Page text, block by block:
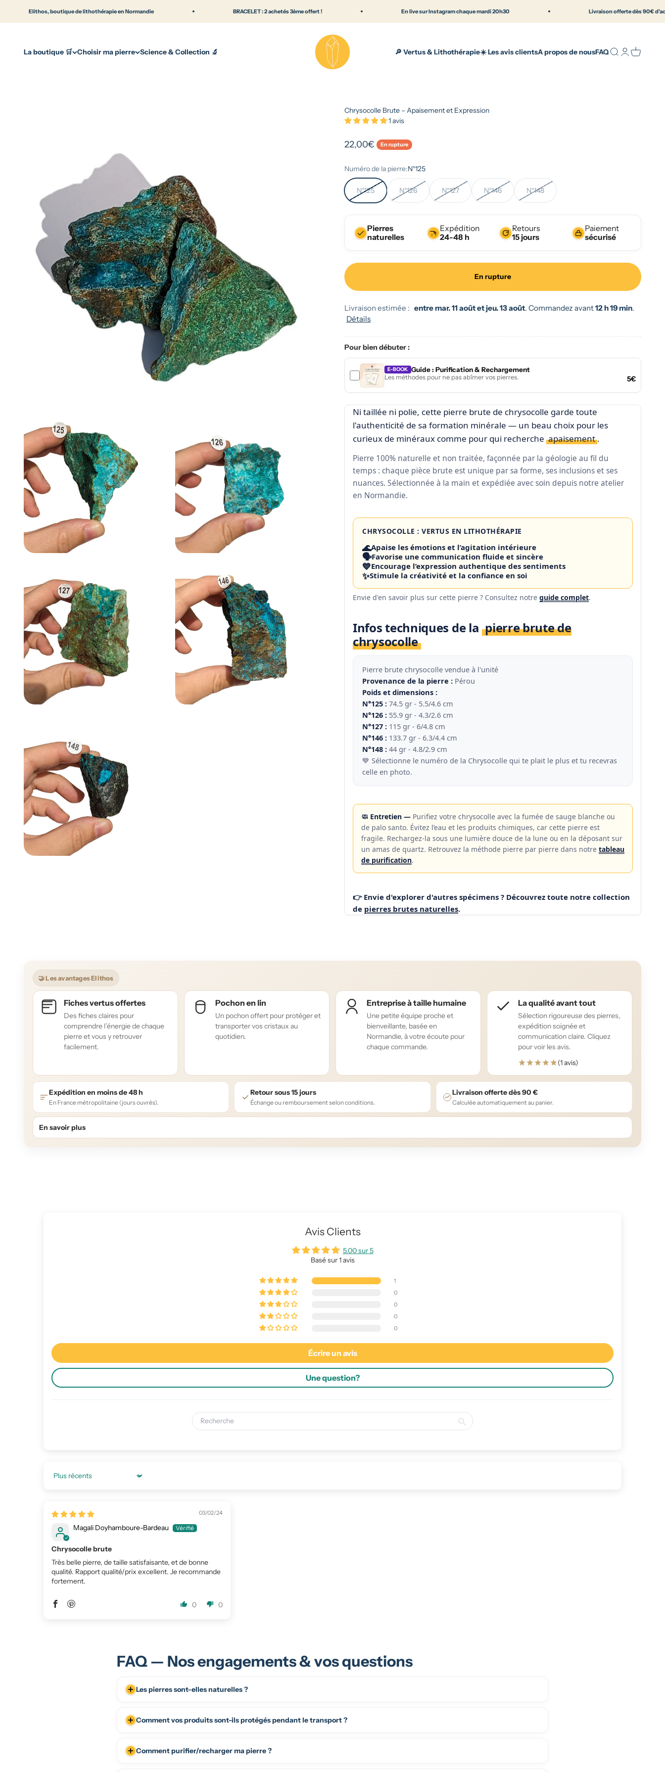
boutique de lithothérapie en Normandie BRACELET : 2 achetés 3ème offert ! En live sur Instagram chaque mardi 20h30 Livraison offerte dès 90€ d'achat
La boutique 🛒 Choisir ma pierre Science & Collection 🔬
Lithothérapie & pierres naturelles — Boutique française en Normandie | Elithos
🔎 Vertus & Lithothérapie☀️ Les avis clientsA propos de nousFAQRecherche
Connexion
Panier
Chrysocolle Brute – Apaisement et Expression
1 avis
Prix de vente
22,00€ En rupture
Numéro de la pierre:N°125
N°125 N°126 N°127 N°146 N°148
Pierres
naturelles
Expédition
24-48 h
Retours
15 jours
Paiement
sécurisé
En rupture
Livraison estimée : entre mar. 11 août et jeu. 13 août. Commandez avant12 h 19 min.
Détails
Pour bien débuter :
E-BOOK Guide : Purification & Rechargement
Les méthodes pour ne pas abîmer vos pierres. 5€
Ni taillée ni polie, cette pierre brute de chrysocolle garde toute
l'authenticité de sa formation minérale — un beau choix pour les
curieux de minéraux comme pour qui recherche apaisement .
Pierre 100% naturelle et non traitée, façonnée par la géologie au fil du
temps : chaque pièce brute est unique par sa forme, ses inclusions et ses
nuances. Sélectionnée à la main et expédiée avec soin depuis notre atelier
en Normandie.
CHRYSOCOLLE : VERTUS EN LITHOTHÉRAPIE
🌊Apaise les émotions et l’agitation intérieure
🗣️Favorise une communication fluide et sincère
💙Encourage l’expression authentique des sentiments
✨Stimule la créativité et la confiance en soi
Envie d'en savoir plus sur cette pierre ? Consultez notre guide complet.
Infos techniques de lapierre brute de
chrysocolle
Pierre brute chrysocolle vendue à l'unité
Provenance de la pierre : Pérou
Poids et dimensions :
N°125 : 74.5 gr - 5.5/4.6 cm
N°126 : 55.9 gr - 4.3/2.6 cm
N°127 : 115 gr - 6/4.8 cm
N°146 : 133.7 gr - 6.3/4.4 cm
N°148 : 44 gr - 4.8/2.9 cm
💙 Sélectionne le numéro de la Chrysocolle qui te plait le plus et tu recevras
celle en photo.
🧼 Entretien — Purifiez votre chrysocolle avec la fumée de sauge blanche ou
de palo santo. Évitez l’eau et les produits chimiques, car cette pierre est
fragile. Rechargez-la sous une lumière douce de la lune ou en la déposant sur
un amas de quartz. Retrouvez la méthode pierre par pierre dans notre tableau
de purification.
👉 Envie d'explorer d'autres spécimens ? Découvrez toute notre collection
de pierres brutes naturelles.
🤝 Les avantages Elithos
Fiches vertus offertes
Des fiches claires pour
comprendre l’énergie de chaque
pierre et vous y retrouver
facilement.
Pochon en lin
Un pochon offert pour protéger et
transporter vos cristaux au
quotidien.
Entreprise à taille humaine
Une petite équipe proche et
bienveillante, basée en
Normandie, à votre écoute pour
chaque commande.
La qualité avant tout
Sélection rigoureuse des pierres,
expédition soignée et
communication claire. Cliquez
pour voir les avis.
(1 avis)
Expédition en moins de 48 h
En France métropolitaine (jours ouvrés).
Retour sous 15 jours
Échange ou remboursement selon conditions.
Livraison offerte dès 90 €
Calculée automatiquement au panier.
En savoir plus
Avis Clients
5.00 sur 5
Basé sur 1 avis
1
0
0
0
0
Écrire un avis
Une question?
Sort by
03/02/24
Magali Doyhamboure-Bardeau
Chrysocolle brute
Très belle pierre, de taille satisfaisante, et de bonne
qualité. Rapport qualité/prix excellent. Je recommande
fortement.
0 0
FAQ — Nos engagements & vos questions
Les pierres sont-elles naturelles ?
Comment vos produits sont-ils protégés pendant le transport ?
Comment purifier/recharger ma pierre ?